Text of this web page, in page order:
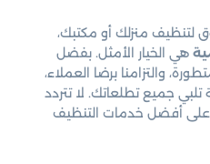
لتنظيف منزلك أو مكتبك،
هي الخيار الأمثل. بفضل
والتزامنا برضا العملاء،
جميع تطلعاتك. لا تتردد
على أفضل خدمات التنظيف